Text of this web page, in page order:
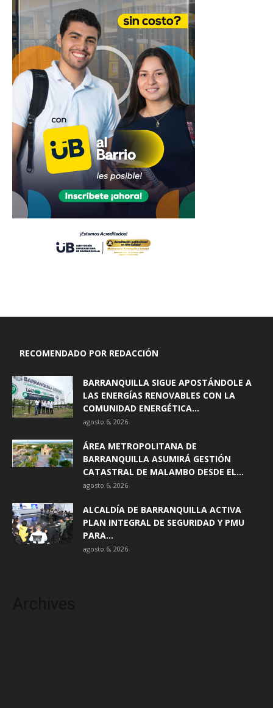
RECOMENDADO POR REDACCIÓN
BARRANQUILLA SIGUE APOSTÁNDOLE A
LAS ENERGÍAS RENOVABLES CON LA
COMUNIDAD ENERGÉTICA...
agosto 6, 2026
ÁREA METROPOLITANA DE
BARRANQUILLA ASUMIRÁ GESTIÓN
CATASTRAL DE MALAMBO DESDE EL...
agosto 6, 2026
ALCALDÍA DE BARRANQUILLA ACTIVA
PLAN INTEGRAL DE SEGURIDAD Y PMU
PARA...
agosto 6, 2026